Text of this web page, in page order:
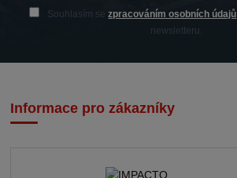
Souhlasím sezpracováním osobních údajů
newsletteru.
Informace pro zákazníky